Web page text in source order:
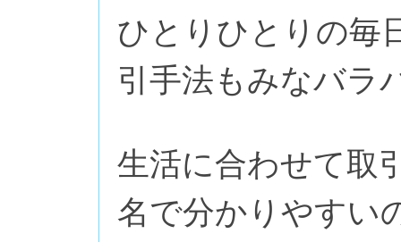
ひとりひとりの毎
引手法もみなバラ
生活に合わせて取
名で分かりやすい